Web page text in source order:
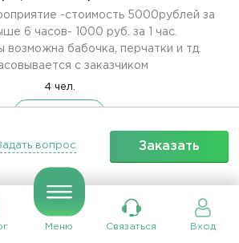
Меню Связаться Вход
-стоимость 5000рублей за
6 часов- 1000 руб. за 1 час.
бабочка, перчатки и тд.
с заказчиком
4 чел.
Погрузка, разгрузка
Заказать
вопрос